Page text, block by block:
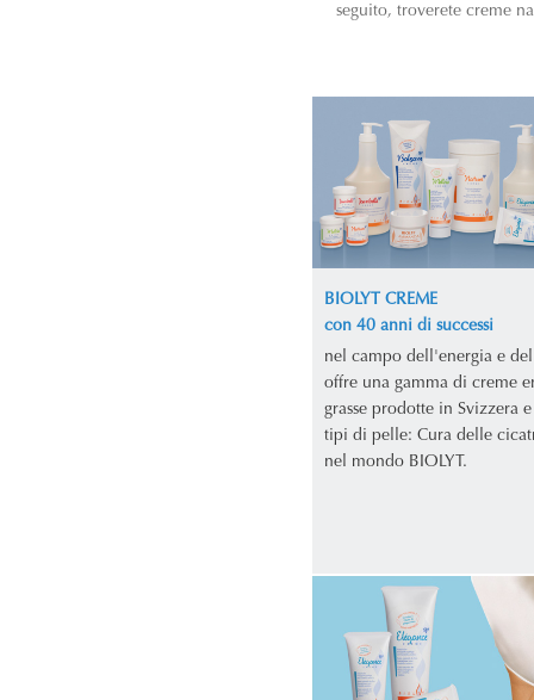
seguito, troverete creme
BIOLYT CREME
con 40 anni di successi
nel campo dell'energia e del
offre una gamma di creme
grasse prodotte in Svizzera
tipi di pelle: Cura delle
nel mondo BIOLYT.